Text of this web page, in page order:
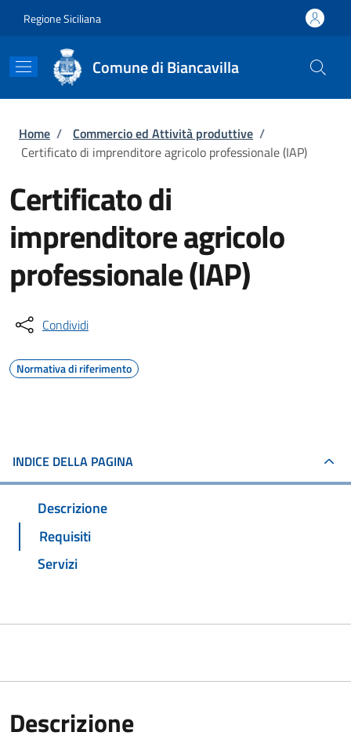
Regione Siciliana
Comune di Biancavilla
Briciole di pane
Home / Commercio ed Attività produttive /
Certificato di imprenditore agricolo professionale (IAP)
Certificato di
imprenditore agricolo
professionale (IAP)
Condividi
Normativa di riferimento
INDICE DELLA PAGINA
Descrizione
Requisiti
Servizi
Descrizione